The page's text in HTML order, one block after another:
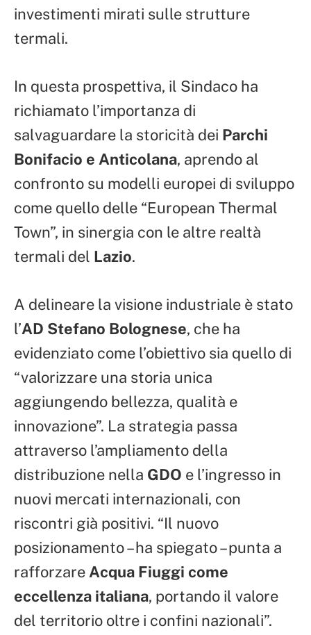
investimenti mirati sulle strutture
termali.
In questa prospettiva, il Sindaco ha
richiamato l’importanza di
salvaguardare la storicità dei Parchi
Bonifacio e Anticolana, aprendo al
confronto su modelli europei di sviluppo
come quello delle “European Thermal
Town”, in sinergia con le altre realtà
termali del Lazio.
A delineare la visione industriale è stato
l’AD Stefano Bolognese, che ha
evidenziato come l’obiettivo sia quello di
“valorizzare una storia unica
aggiungendo bellezza, qualità e
innovazione”. La strategia passa
attraverso l’ampliamento della
distribuzione nella GDO e l’ingresso in
nuovi mercati internazionali, con
riscontri già positivi. “Il nuovo
posizionamento – ha spiegato – punta a
rafforzare Acqua Fiuggi come
eccellenza italiana, portando il valore
del territorio oltre i confini nazionali”.